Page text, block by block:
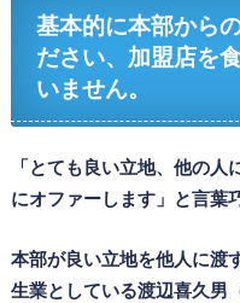
基本的に本部から
ださい、加盟店を
いません。
「とても良い立地、他の
にオファーします」と言葉
本部が良い立地を他人に渡
生業としている渡辺喜久男